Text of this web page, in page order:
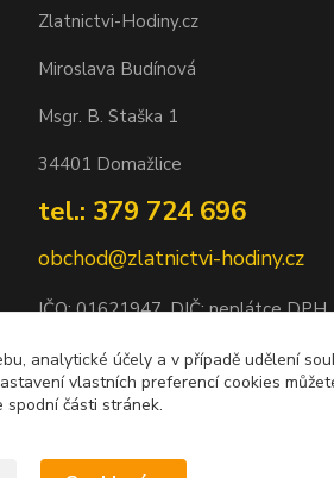
Zlatnictvi-Hodiny.cz
Miroslava Budínová
Msgr. B. Staška 1
34401 Domažlice
tel.: 379 724 696
obchod@zlatnictvi-hodiny.cz
IČO: 01621947, DIČ: neplátce DPH
Bankovní spojení: 2500452838/
analytické účely a v případě udělení
vlastních preferencí cookies
spodní části stránek.